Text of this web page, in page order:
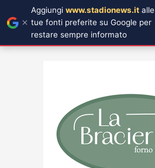
Aggiungi www.stadionews.it alle
tue fonti preferite su Google per
restare sempre informato